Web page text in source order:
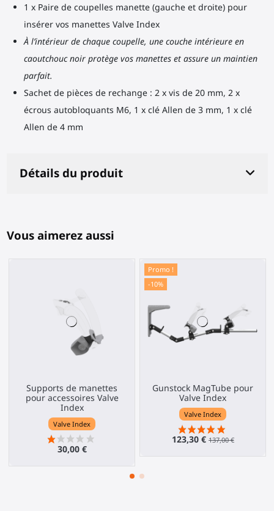
1 x Paire de coupelles manette (gauche et droite) pour
insérer vos manettes Valve Index
À l’intérieur de chaque coupelle, une couche intérieure en
caoutchouc noir protège vos manettes et assure un maintien
parfait.
Sachet de pièces de rechange : 2 x vis de 20 mm, 2 x
écrous autobloquants M6, 1 x clé Allen de 3 mm, 1 x clé
Allen de 4 mm
Détails du produit
Vous aimerez aussi
Supports de manettes
pour accessoires Valve
Index
Valve Index
30,00 €
Promo !
-10%
Gunstock MagTube pour
Valve Index
Valve Index
123,30 € 137,00 €